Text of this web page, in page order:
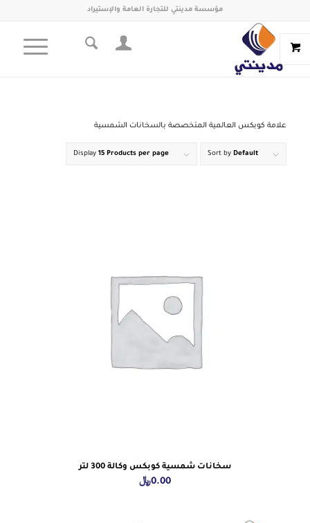
مؤسسة مدينتي للتجارة العامة والإستيراد
علامة كوبكس العالمية المتخصصة بالسخانات الشمسية
Sort byDefault
Display15 Products per page
سخانات شمسية كوبكس وكالة 300 لتر
0.00﷼